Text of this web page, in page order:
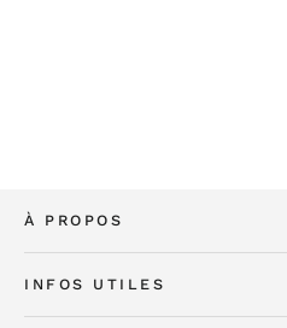
À PROPOS
INFOS UTILES